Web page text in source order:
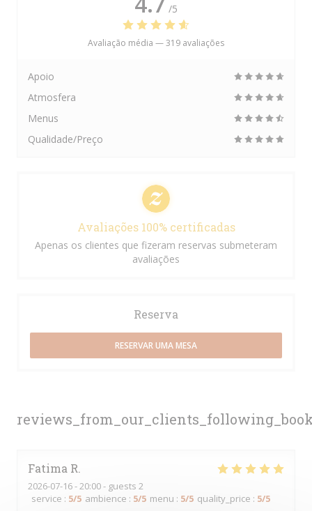
Fatima R
2026-07-16- 20:00 - guests 2
service : 5/5 ambience : 5/5 menu : 5/5 quality_price : 5/5
/5
Avaliação média —319 avaliações
Apoio
Atmosfera
Menus
Qualidade/Preço
Avaliações 100% certificadas
Apenas os clientes que fizeram reservas submeteram
avaliações
Reserva
RESERVAR UMA MESA